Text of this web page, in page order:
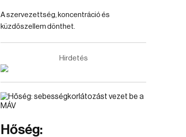
A szervezettség, koncentráció és
küzdőszellem dönthet.
Hirdetés
Hőség: